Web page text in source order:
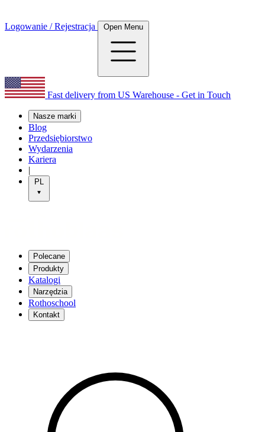
Logowanie / Rejestracja Open Menu
Fast delivery from US Warehouse - Get in Touch
Nasze marki
Blog
Przedsiębiorstwo
Wydarzenia
Kariera
|
PL
Polecane
Produkty
Katalogi
Narzędzia
Rothoschool
Kontakt